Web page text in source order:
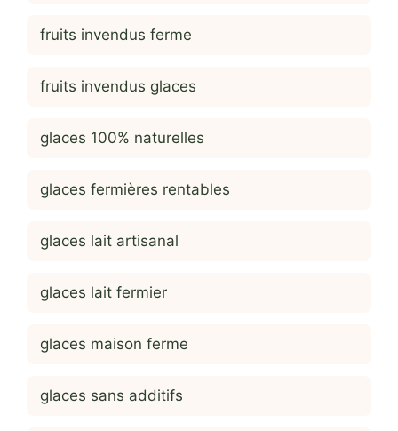
fruits invendus ferme
fruits invendus glaces
glaces 100% naturelles
glaces fermières rentables
glaces lait artisanal
glaces lait fermier
glaces maison ferme
glaces sans additifs